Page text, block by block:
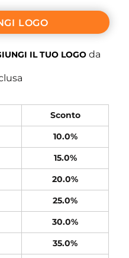
LOGO
IL TUO LOGO da
Sconto
10.0%
15.0%
20.0%
25.0%
30.0%
35.0%